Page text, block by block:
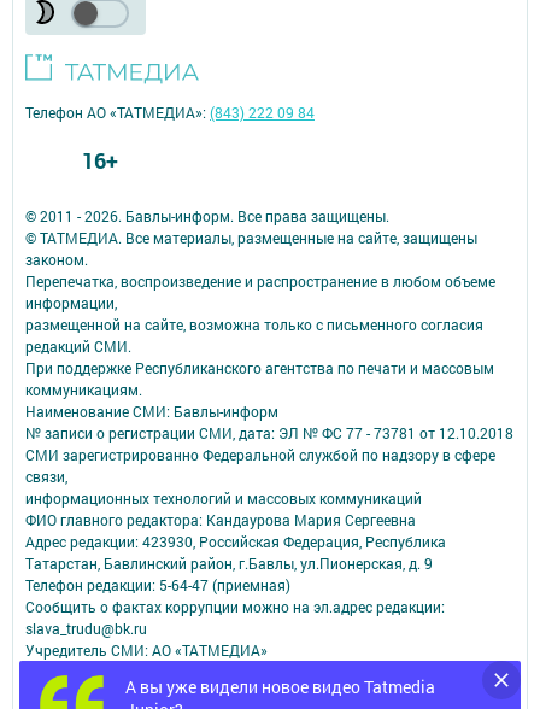
А вы уже видели новое видео Tatmedia
© 2011 - 2026. Бавлы-информ. Все права защищены.
© ТАТМЕДИА. Все материалы, размещенные на сайте, защищены
законом.
Перепечатка, воспроизведение и распространение в любом объеме
информации,
размещенной на сайте, возможна только с письменного согласия
редакций СМИ.
При поддержке Республиканского агентства по печати и массовым
коммуникациям.
Наименование СМИ: Бавлы-информ
№ записи о регистрации СМИ, дата: ЭЛ № ФС 77 - 73781 от 12.10.2018
СМИ зарегистрированно Федеральной службой по надзору в сфере
связи,
информационных технологий и массовых коммуникаций
ФИО главного редактора: Кандаурова Мария Сергеевна
Адрес редакции: 423930, Российская Федерация, Республика
Татарстан, Бавлинский район, г.Бавлы, ул.Пионерская, д. 9
Телефон редакции: 5-64-47 (приемная)
Сообщить о фактах коррупции можно на эл.адрес редакции:
slava_trudu@bk.ru
Учредитель СМИ: АО «ТАТМЕДИА»
Антикоррупционная политика
Телефон АО «ТАТМЕДИА»:(843) 222 09 84
16+